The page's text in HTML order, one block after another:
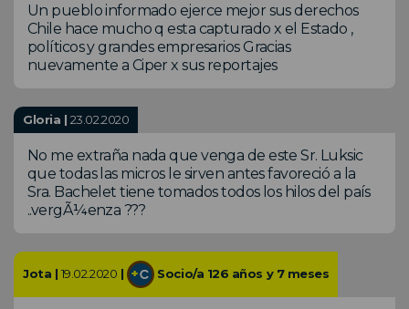
Un pueblo informado ejerce mejor sus derechos
Chile hace mucho q esta capturado x el Estado ,
políticos y grandes empresarios Gracias
nuevamente a Ciper x sus reportajes
Gloria | 23.02.2020
No me extraña nada que venga de este Sr. Luksic
que todas las micros le sirven antes favoreció a la
Sra. Bachelet tiene tomados todos los hilos del país
..vergÃ¼enza ???
Jota | 19.02.2020 | Socio/a 126 años y 7 meses